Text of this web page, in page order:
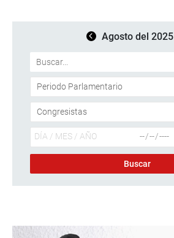
Agosto del 2025